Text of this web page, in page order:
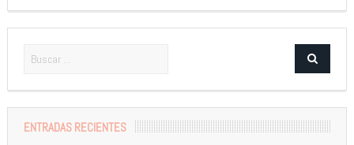
ENTRADAS RECIENTES